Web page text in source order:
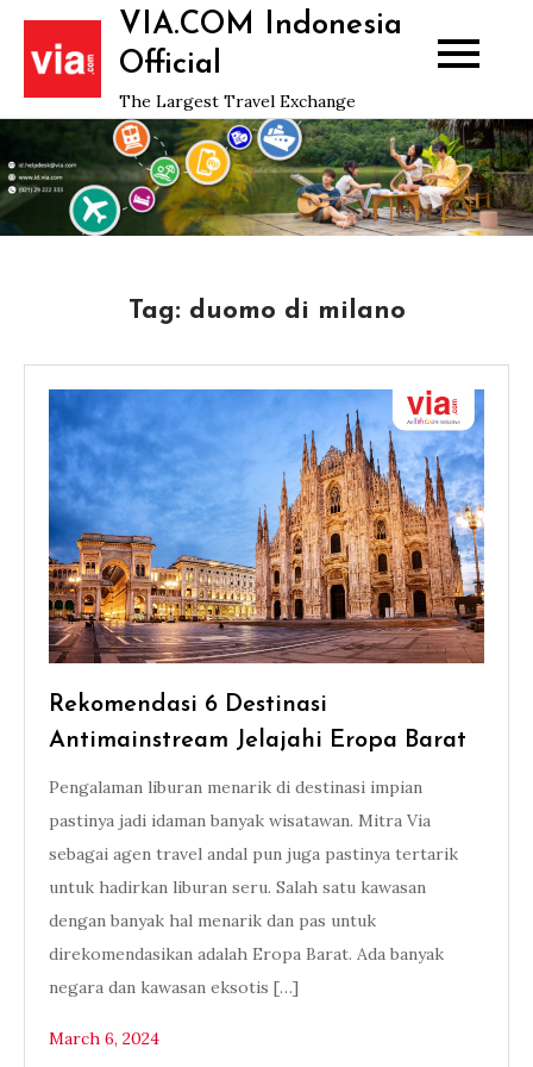
Skip
content
VIA.COM Indonesia
Official
The Largest Travel Exchange
Tag: duomo di milano
Rekomendasi 6 Destinasi
Antimainstream Jelajahi Eropa Barat
Pengalaman liburan menarik di destinasi impian
pastinya jadi idaman banyak wisatawan. Mitra Via
sebagai agen travel andal pun juga pastinya tertarik
untuk hadirkan liburan seru. Salah satu kawasan
dengan banyak hal menarik dan pas untuk
direkomendasikan adalah Eropa Barat. Ada banyak
negara dan kawasan eksotis […]
March 6, 2024